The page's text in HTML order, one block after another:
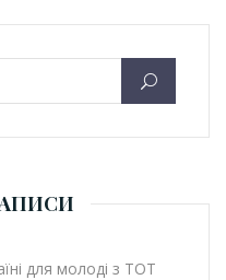
для молоді з ТОТ